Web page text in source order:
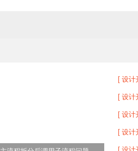
[ 设计
[ 设计
[ 设计
[ 设计
[ 设计